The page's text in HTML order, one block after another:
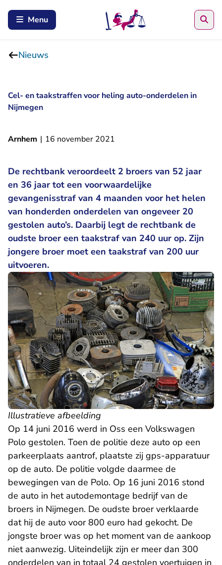
Menu
Nieuws
Cel- en taakstraffen voor heling auto-onderdelen in
Nijmegen
Arnhem | 16 november 2021
De rechtbank veroordeelt 2 broers van 52 jaar
en 36 jaar tot een voorwaardelijke
gevangenisstraf van 4 maanden voor het helen
van honderden onderdelen van ongeveer 20
gestolen auto’s. Daarbij legt de rechtbank de
oudste broer een taakstraf van 240 uur op. Zijn
jongere broer moet een taakstraf van 200 uur
uitvoeren.
Illustratieve afbeelding
Op 14 juni 2016 werd in Oss een Volkswagen
Polo gestolen. Toen de politie deze auto op een
parkeerplaats aantrof, plaatste zij gps-apparatuur
op de auto. De politie volgde daarmee de
bewegingen van de Polo. Op 16 juni 2016 stond
de auto in het autodemontage bedrijf van de
broers in Nijmegen. De oudste broer verklaarde
dat hij de auto voor 800 euro had gekocht. De
jongste broer was op het moment van de aankoop
niet aanwezig. Uiteindelijk zijn er meer dan 300
onderdelen van in totaal 24 gestolen voertuigen in